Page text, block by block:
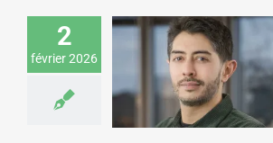
2
février 2026
une conférence sur la
gestion durable des
ressources en eau pour
Veolia
Environnement &
Développement durable